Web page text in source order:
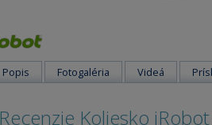
Popis Fotogaléria Videá
Recenzie Koliesko